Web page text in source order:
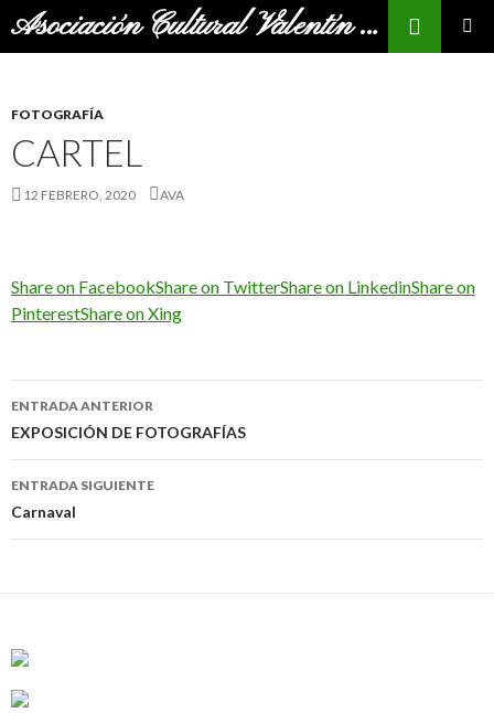
Asociación Cultural Valentín Andrés
Buscar
FOTOGRAFÍA
CARTEL
12 FEBRERO, 2020 AVA
Share on FacebookShare on TwitterShare on LinkedinShare on
PinterestShare on Xing
Navegación
de
entradas
ENTRADA ANTERIOR
EXPOSICIÓN DE FOTOGRAFÍAS
ENTRADA SIGUIENTE
Carnaval